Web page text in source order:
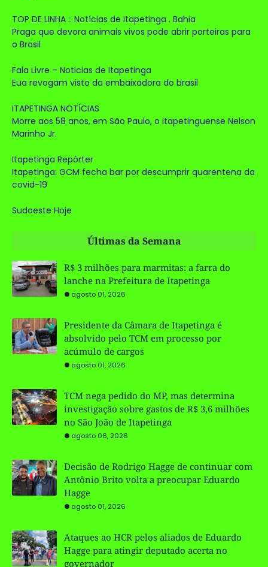
TOP DE LINHA :: Notícias de Itapetinga . Bahia
Praga que devora animais vivos pode abrir porteiras para
o Brasil
Fala Livre – Noticias de Itapetinga
Eua revogam visto da embaixadora do brasil
ITAPETINGA NOTÍCIAS
Morre aos 58 anos, em São Paulo, o itapetinguense Nelson
Marinho Jr.
Itapetinga Repórter
Itapetinga: GCM fecha bar por descumprir quarentena da
covid-19
Sudoeste Hoje
Últimas da Semana
R$ 3 milhões para marmitas: a farra do
lanche na Prefeitura de Itapetinga
agosto 01, 2026
Presidente da Câmara de Itapetinga é
absolvido pelo TCM em processo por
acúmulo de cargos
agosto 01, 2026
TCM nega pedido do MP, mas determina
investigação sobre gastos de R$ 3,6 milhões
no São João de Itapetinga
agosto 06, 2026
Decisão de Rodrigo Hagge de continuar com
Antônio Brito volta a preocupar Eduardo
Hagge
agosto 01, 2026
Ataques ao HCR pelos aliados de Eduardo
Hagge para atingir deputado acerta no
governador